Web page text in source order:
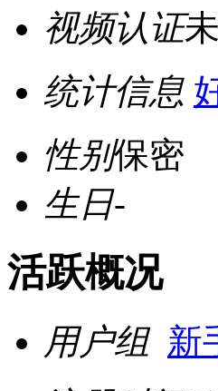
视频认证
统计信息
性别保密
生日-
活跃概况
用户组 新